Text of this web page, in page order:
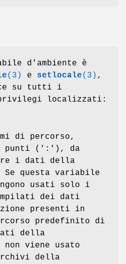
d'ambiente è
(3) e setlocale(3) ,
su tutti i
privilegi localizzati:
di percorso,
punti (':'), da
i dati della
questa variabile
usati solo i
dei dati
presenti in
predefinito di
della
viene usato
della